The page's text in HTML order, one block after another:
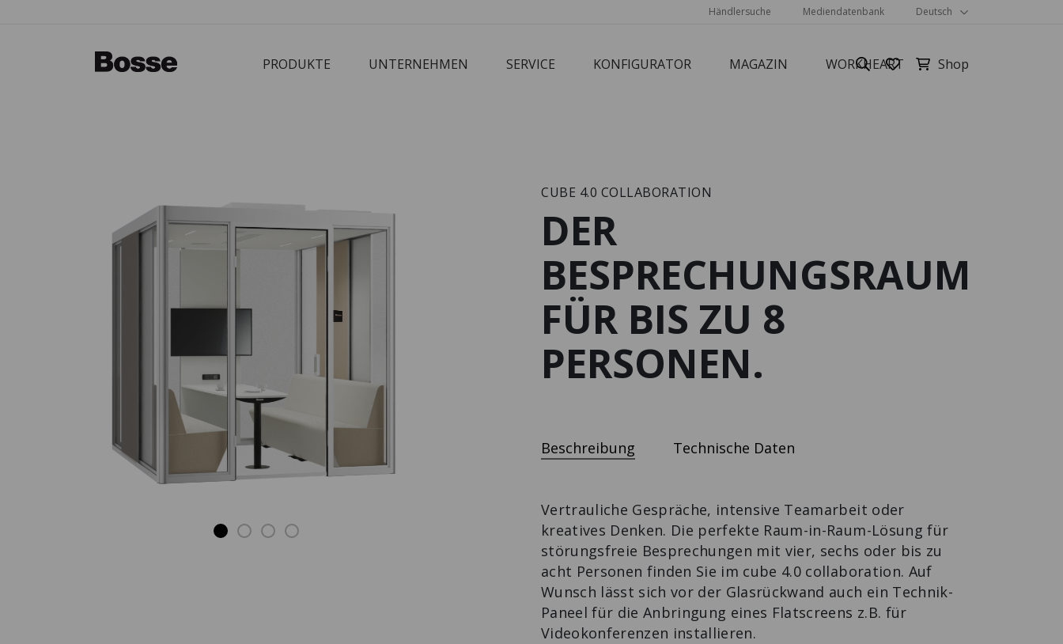
Händlersuche Mediendatenbank Deutsch
PRODUKTE UNTERNEHMEN SERVICE KONFIGURATOR MAGAZIN WORKHEART
PRODUKTE
TV-LOWBOARD
AUF ROLLEN
Das intelligente
Stauraummöbel.
Die Design-
Sitzbank mit
Extras.
SIDEBOARD | MODUL SPACE
MOBILE WORK
THEKE MIT
VORSPRUNG
CUBE 4.0 COLLABORATION
DER
BESPRECHUNGSRAUM
FÜR BIS ZU 8
PERSONEN.
Beschreibung Technische Daten
Vertrauliche Gespräche, intensive Teamarbeit oder
kreatives Denken. Die perfekte Raum-in-Raum-Lösung für
störungsfreie Besprechungen mit vier, sechs oder bis zu
acht Personen finden Sie im cube 4.0 collaboration. Auf
Wunsch lässt sich vor der Glasrückwand auch ein Technik-
Paneel für die Anbringung eines Flatscreens z.B. für
Videokonferenzen installieren.